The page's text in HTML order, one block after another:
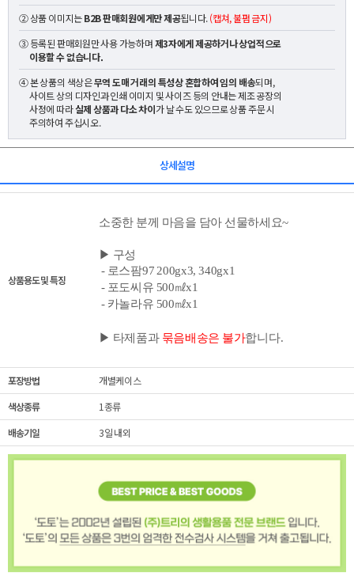
② 상품 이미지는B2B 판매회원에게만 제공됩니다.(캡쳐, 불펌 금지)
③ 등록된 판매회원만 사용 가능하며제3자에게 제공하거나 상업적으로
이용할 수 없습니다.
④ 본 상품의 색상은무역 도매 거래의 특성상 혼합하여 임의 배송되며,
사이트 상의 디자인과 인쇄 이미지 및 사이즈 등의 안내는 제조 공장의
사정에 따라실제 상품과 다소 차이가 날 수도 있으므로 상품 주문 시
주의하여 주십시오.
상세설명
상품용도 및 특징
소중한 분께 마음을 담아 선물하세요~
▶ 구성
- 로스팜97 200gx3, 340gx1
- 포도씨유 500㎖x1
- 카놀라유 500㎖x1
▶ 타제품과 묶음배송은 불가합니다.
포장방법
개별케이스
색상종류
1종류
배송기일
3일 내외